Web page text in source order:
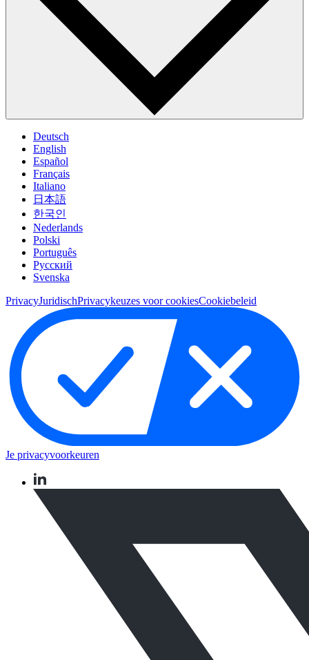
Deutsch
English
Español
Français
Italiano
日本語
한국인
Nederlands
Polski
Português
Pусский
Svenska
PrivacyJuridischPrivacykeuzes voor cookiesCookiebeleid
Je privacyvoorkeuren